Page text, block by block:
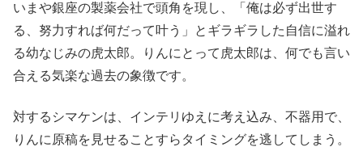
いまや銀座の製薬会社で頭角を現し、「俺は必ず出世す
る、努力すれば何だって叶う」とギラギラした自信に溢れ
る幼なじみの虎太郎。りんにとって虎太郎は、何でも言い
合える気楽な過去の象徴です。
対するシマケンは、インテリゆえに考え込み、不器用で、
りんに原稿を見せることすらタイミングを逃してしまう。